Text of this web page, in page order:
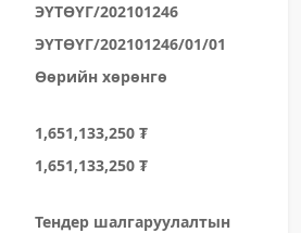
ЭҮТӨҮГ/202101246
ЭҮТӨҮГ/202101246/01/01
Өөрийн хөрөнгө
1,651,133,250 ₮
1,651,133,250 ₮
Тендер шалгаруулалтын